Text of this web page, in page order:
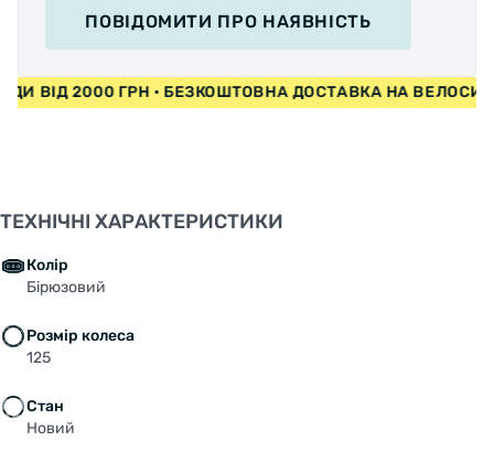
ПОВІДОМИТИ ПРО НАЯВНІСТЬ
ВІД 2000 ГРН • БЕЗКОШТОВНА ДОСТАВКА НА
ТЕХНІЧНІ ХАРАКТЕРИСТИКИ
Колір
Бірюзовий
Розмір колеса
125
Стан
Новий